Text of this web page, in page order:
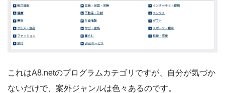
これはA8.netのプログラムカテゴリですが、自分が気づか
ないだけで、案外ジャンルは色々あるのです。